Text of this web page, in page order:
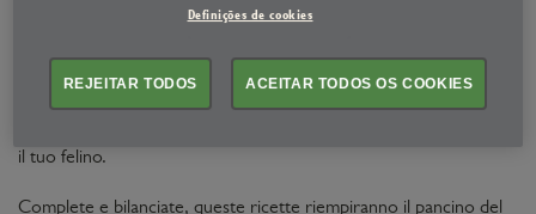
attende il tuo amico peloso.
il tuo felino.
Complete e bilanciate, queste ricette riempiranno il pancino del
Definições de cookies
REJEITAR TODOS ACEITAR TODOS OS COOKIES